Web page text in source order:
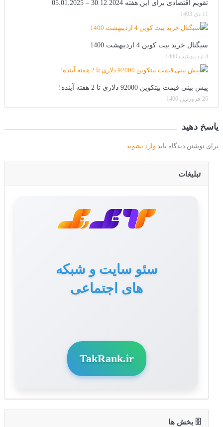
تقویم اقتصادی برای این هفته 30.12.2024 – 05.01.2025
11 دی 1403
سیگنال خرید بیت کوین 4 اردیبهشت 1400
4 اردیبهشت 1400
پیش بینی قیمت بیتکوین 92000 دلاری تا 2 هفته آینده!
26 فروردین 1400
پاسخ دهید
برای نوشتن دیدگاه باید وارد بشوید
تبلیغات
سئو سایت و شبکه
های اجتماعی
تولید محتوا برای سایت
و سوشال مدیا
TakRank.ir
🗄 بخش ها